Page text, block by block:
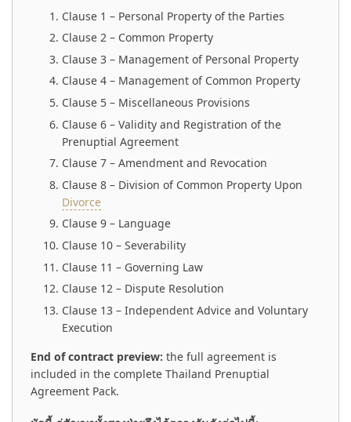
Clause 1 – Personal Property of the Parties
Clause 2 – Common Property
Clause 3 – Management of Personal Property
Clause 4 – Management of Common Property
Clause 5 – Miscellaneous Provisions
Clause 6 – Validity and Registration of the
Prenuptial Agreement
Clause 7 – Amendment and Revocation
Clause 8 – Division of Common Property Upon
Divorce
Clause 9 – Language
Clause 10 – Severability
Clause 11 – Governing Law
Clause 12 – Dispute Resolution
Clause 13 – Independent Advice and Voluntary
Execution
End of contract preview: the full agreement is
included in the complete Thailand Prenuptial
Agreement Pack.